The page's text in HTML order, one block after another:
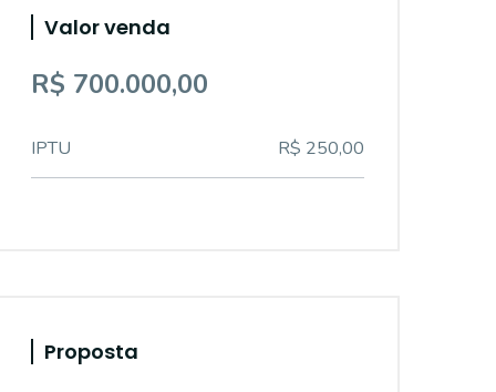
Valor venda
R$ 700.000,00
IPTU R$ 250,00
Proposta